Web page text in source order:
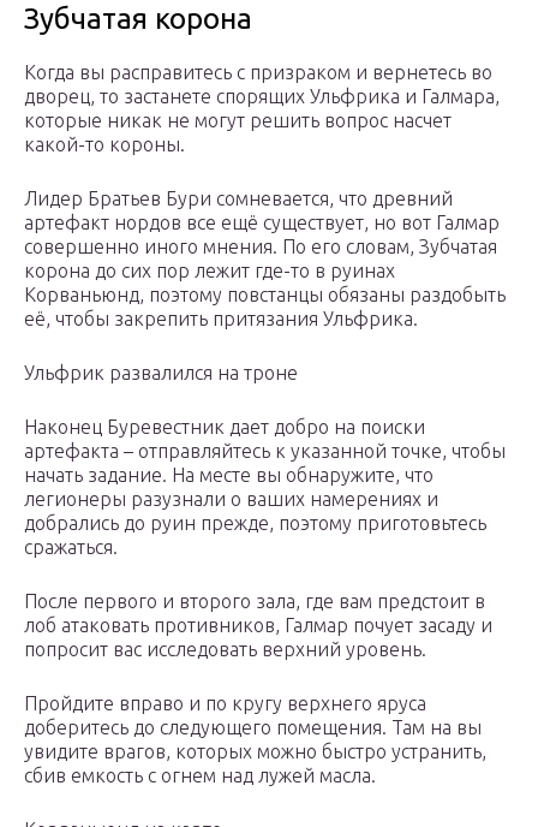
Зубчатая корона
Когда вы расправитесь с призраком и вернетесь во
дворец, то застанете спорящих Ульфрика и Галмара,
которые никак не могут решить вопрос насчет
какой-то короны.
Лидер Братьев Бури сомневается, что древний
артефакт нордов все ещё существует, но вот Галмар
совершенно иного мнения. По его словам, Зубчатая
корона до сих пор лежит где-то в руинах
Корваньюнд, поэтому повстанцы обязаны раздобыть
её, чтобы закрепить притязания Ульфрика.
Ульфрик развалился на троне
Наконец Буревестник дает добро на поиски
артефакта – отправляйтесь к указанной точке, чтобы
начать задание. На месте вы обнаружите, что
легионеры разузнали о ваших намерениях и
добрались до руин прежде, поэтому приготовьтесь
сражаться.
После первого и второго зала, где вам предстоит в
лоб атаковать противников, Галмар почует засаду и
попросит вас исследовать верхний уровень.
Пройдите вправо и по кругу верхнего яруса
доберитесь до следующего помещения. Там на вы
увидите врагов, которых можно быстро устранить,
сбив емкость с огнем над лужей масла.